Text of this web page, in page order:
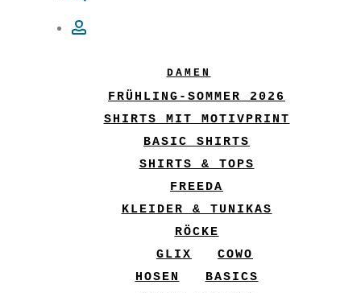
DAMEN
FRÜHLING-SOMMER 2026
SHIRTS MIT MOTIVPRINT
BASIC SHIRTS
SHIRTS & TOPS
FREEDA
KLEIDER & TUNIKAS
RÖCKE
GLIX
COWO
HOSEN
BASICS